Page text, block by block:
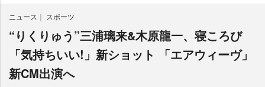
ニュース スポーツ
“りくりゅう”三浦璃来&木原龍一、寝ころび
「気持ちいい!」新ショット 「エアウィーヴ」
新CM出演へ